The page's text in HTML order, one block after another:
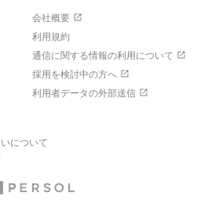
会社概要
利用規約
通信に関する情報の利用について
採用を検討中の方へ
利用者データの外部送信
について